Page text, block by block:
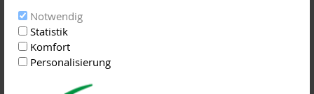
Notwendig
Statistik
Komfort
Personalisierung
Aufsichtspflicht bei den Eltern.
Teilnehmerkreis: Junge Eltern/Familien mit Kindern von 0-3
Jahre sowie Großeltern, Tagesmütter, Erzieher und